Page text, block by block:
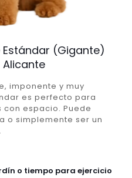
(Gigante)
Alicante
imponente y muy
es perfecto para
espacio. Puede
o simplemente ser un
o tiempo para ejercicio